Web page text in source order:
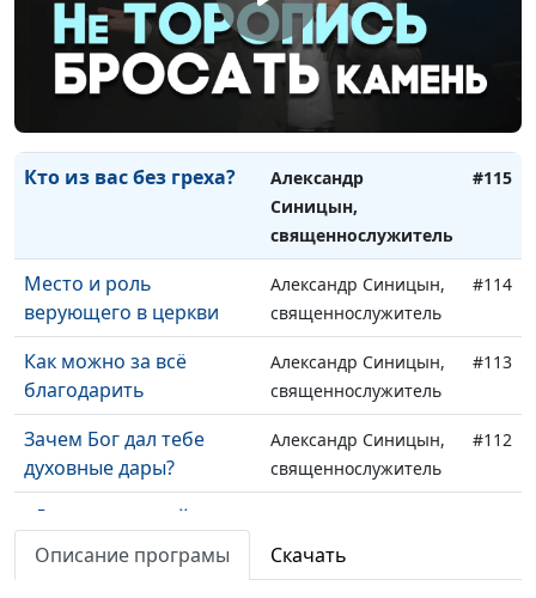
Кто ответственен за
Церковь?
Александр Синицын,
священнослужитель
Враги человеку -
домашние его
Евгений Кафтанов,
священнослужитель
#116
Кто из вас без греха?
Александр
Синицын,
священнослужитель
#115
Место и роль
верующего в церкви
Александр Синицын,
священнослужитель
#114
Как можно за всё
благодарить
Александр Синицын,
священнослужитель
#113
Зачем Бог дал тебе
духовные дары?
Александр Синицын,
священнослужитель
#112
«Демоны» в моей
голове
священнослужитель
Описание програмы Скачать